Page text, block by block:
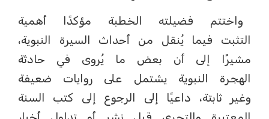
واختتم فضيلته الخطبة مؤكدًا أهمية
التثبت فيما يُنقل من أحداث السيرة النبوية،
مشيرًا إلى أن بعض ما يُروى في حادثة
الهجرة النبوية يشتمل على روايات ضعيفة
وغير ثابتة، داعيًا إلى الرجوع إلى كتب السنة